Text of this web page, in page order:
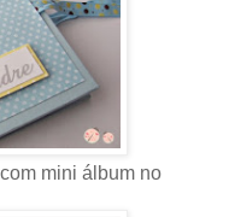
mini álbum no